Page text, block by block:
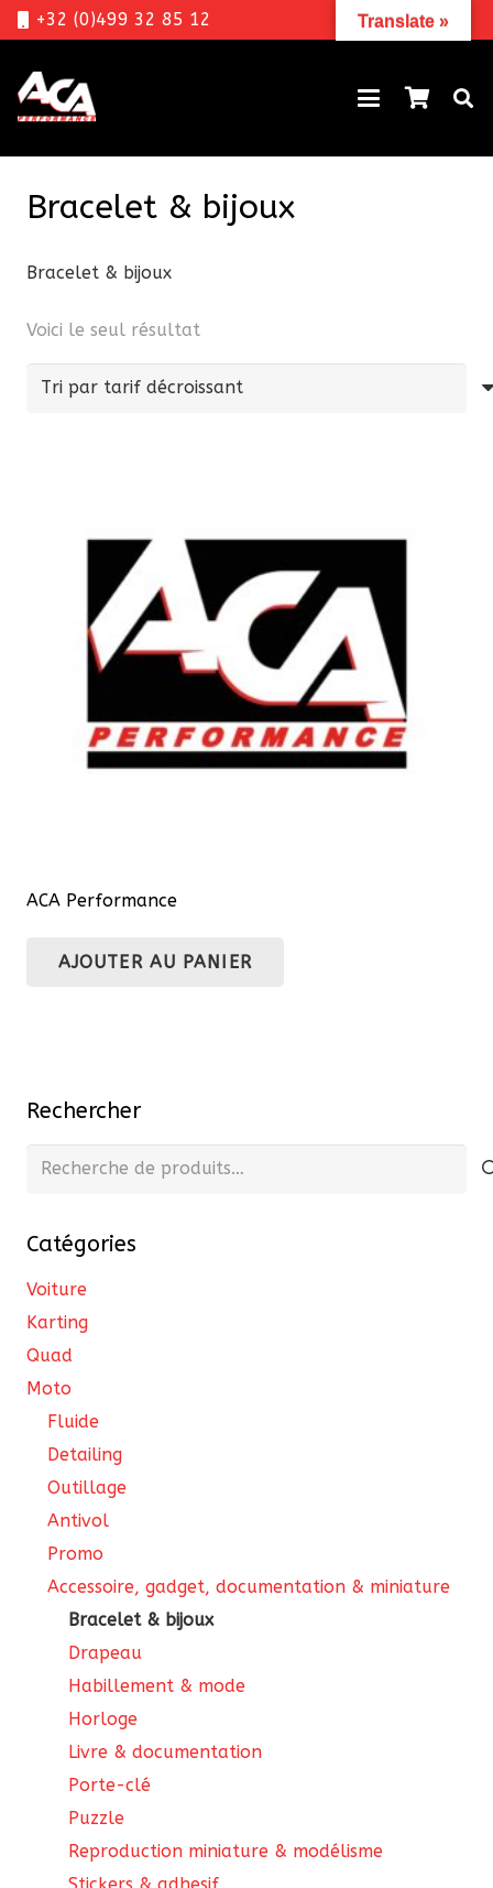
+32 (0)499 32 85 12
Bracelet & bijoux
Bracelet & bijoux
Voici le seul résultat
ACA Performance
AJOUTER AU PANIER
Rechercher
Recherche
Catégories
Voiture
Karting
Quad
Moto
Fluide
Detailing
Outillage
Antivol
Promo
Accessoire, gadget, documentation & miniature
Bracelet & bijoux
Drapeau
Habillement & mode
Horloge
Livre & documentation
Porte-clé
Puzzle
Reproduction miniature & modélisme
Translate »